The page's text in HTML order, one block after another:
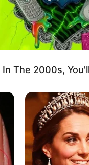
In The 2000s,